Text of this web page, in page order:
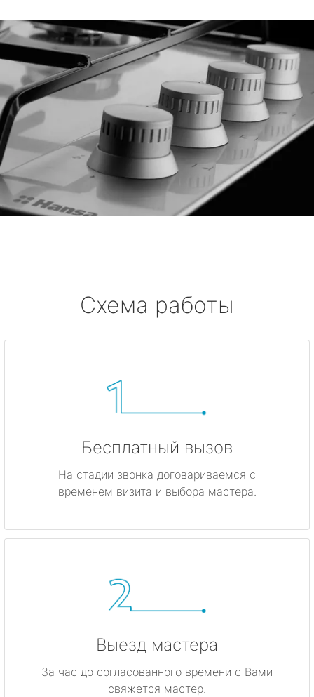
Схема работы
Бесплатный вызов
На стадии звонка договариваемся с
временем визита и выбора мастера.
Выезд мастера
За час до согласованного времени с Вами
свяжется мастер.